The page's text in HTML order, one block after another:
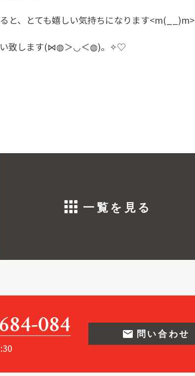
と、とても嬉しい気持ちになります<m(__)m>
い致します(⋈◍＞◡＜◍)。✧♡
apps 一覧を見る
084 email 問い合わせ